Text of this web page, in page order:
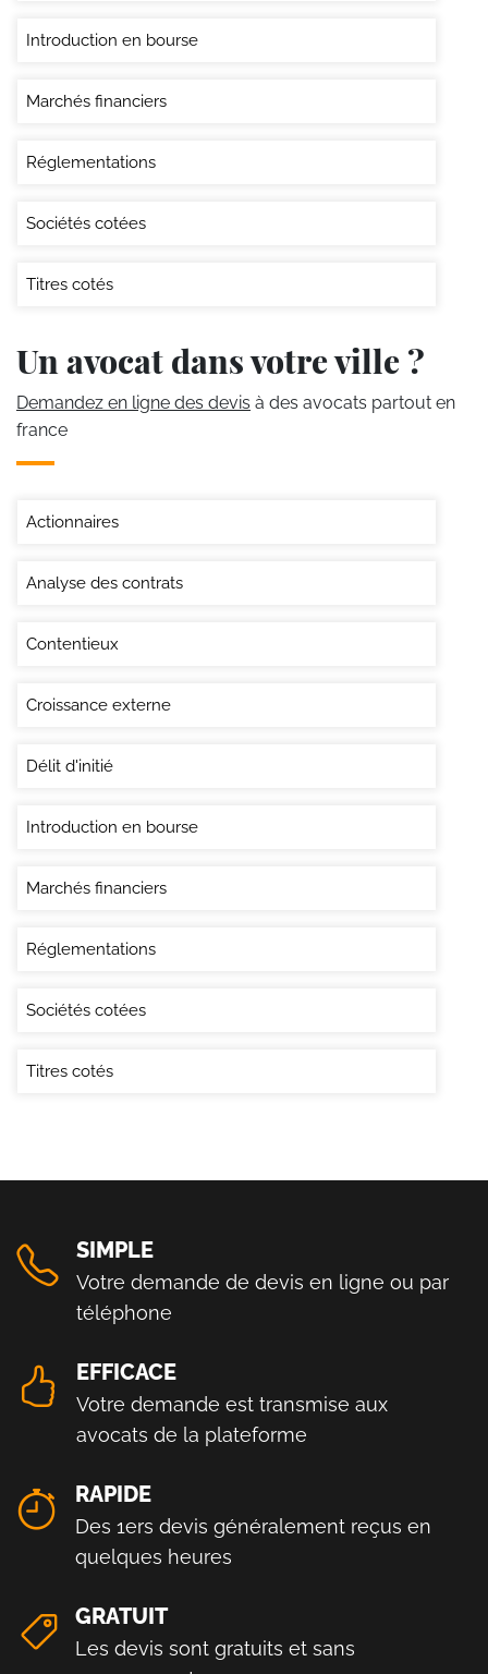
Introduction en bourse
Marchés financiers
Réglementations
Sociétés cotées
Titres cotés
Un avocat dans votre ville ?
Demandez en ligne des devis à des avocats partout en
france
Actionnaires
Analyse des contrats
Contentieux
Croissance externe
Délit d'initié
Introduction en bourse
Marchés financiers
Réglementations
Sociétés cotées
Titres cotés
SIMPLE
Votre demande de devis en ligne ou par
téléphone
EFFICACE
Votre demande est transmise aux
avocats de la plateforme
RAPIDE
Des 1ers devis généralement reçus en
quelques heures
GRATUIT
Les devis sont gratuits et sans